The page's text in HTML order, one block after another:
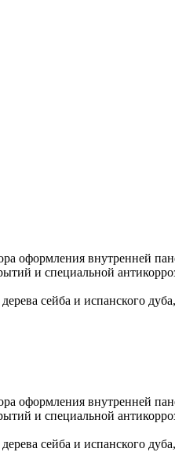
оформления внутренней
и специальной
сейба и испанского
оформления внутренней
и специальной
сейба и испанского